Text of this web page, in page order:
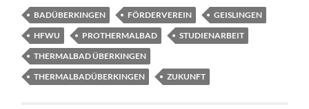
BADÜBERKINGEN FÖRDERVEREIN
GEISLINGEN
HFWU
PROTHERMALBAD
STUDIENARBEIT
THERMALBAD ÜBERKINGEN
THERMALBADÜBERKINGEN
ZUKUNFT